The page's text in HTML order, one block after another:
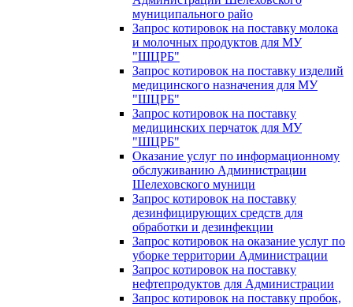
муниципального райо
Запрос котировок на поставку молока
и молочных продуктов для МУ
"ШЦРБ"
Запрос котировок на поставку изделий
медицинского назначения для МУ
"ШЦРБ"
Запрос котировок на поставку
медицинских перчаток для МУ
"ШЦРБ"
Оказание услуг по информационному
обслуживанию Администрации
Шелеховского муници
Запрос котировок на поставку
дезинфицирующих средств для
обработки и дезинфекции
Запрос котировок на оказание услуг по
уборке территории Администрации
Запрос котировок на поставку
нефтепродуктов для Администрации
Запрос котировок на поставку пробок,